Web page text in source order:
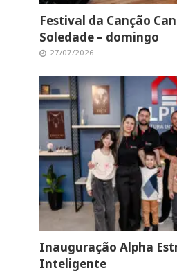
Festival da Canção
Soledade – domingo
27/07/2026
Inauguração Alpha
Inteligente